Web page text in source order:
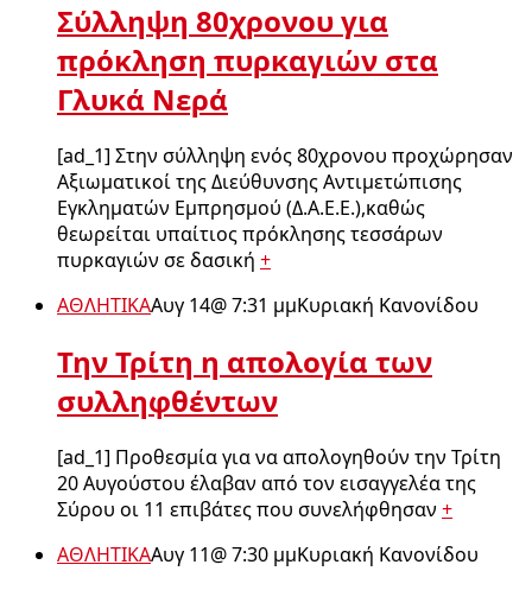
Σύλληψη 80χρονου για
πρόκληση πυρκαγιών στα
Γλυκά Νερά
[ad_1] Στην σύλληψη ενός 80χρονου προχώρησαν
Αξιωματικοί της Διεύθυνσης Αντιμετώπισης
Εγκληματών Εμπρησμού (Δ.Α.Ε.Ε.),καθώς
θεωρείται υπαίτιος πρόκλησης τεσσάρων
πυρκαγιών σε δασική +
ΑΘΛΗΤΙΚΑΑυγ 14@7:31 μμΚυριακή Κανονίδου
Την Τρίτη η απολογία των
συλληφθέντων
[ad_1] Προθεσμία για να απολογηθούν την Τρίτη
20 Αυγούστου έλαβαν από τον εισαγγελέα της
Σύρου οι 11 επιβάτες που συνελήφθησαν +
ΑΘΛΗΤΙΚΑΑυγ 11@7:30 μμΚυριακή Κανονίδου